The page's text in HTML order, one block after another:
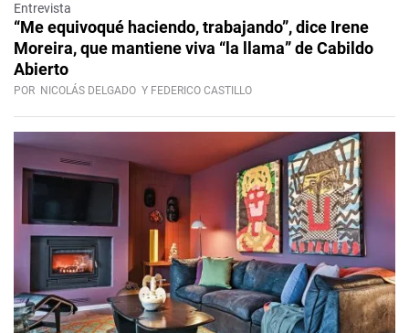
Entrevista
“Me equivoqué haciendo, trabajando”, dice Irene
Moreira, que mantiene viva “la llama” de Cabildo
Abierto
POR NICOLÁS DELGADO Y FEDERICO CASTILLO